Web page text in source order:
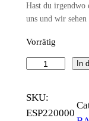
Hast du irgendwo
uns und wir
Vorrätig
V
A
In
SKU:
ESP220000